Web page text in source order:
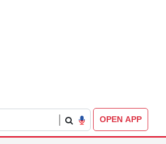
OPEN APP